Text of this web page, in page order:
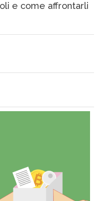
e come affrontarli